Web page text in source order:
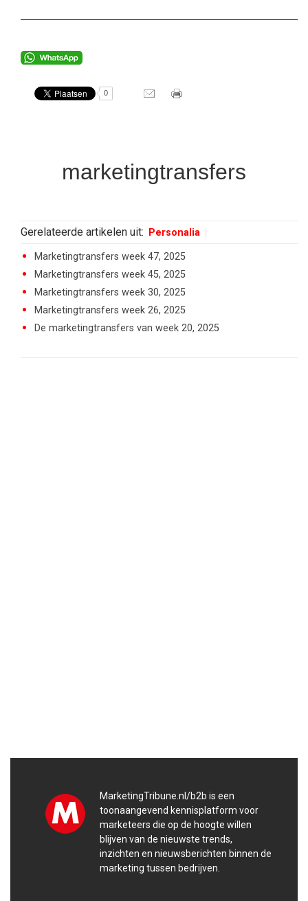
0
marketingtransfers
Gerelateerde artikelen uit: Personalia
Marketingtransfers week 47, 2025
Marketingtransfers week 45, 2025
Marketingtransfers week 30, 2025
Marketingtransfers week 26, 2025
De marketingtransfers van week 20, 2025
MarketingTribune.nl/b2b is een
toonaangevend kennisplatform voor
marketeers die op de hoogte willen
blijven van de nieuwste trends,
inzichten en nieuwsberichten binnen de
marketing tussen bedrijven.